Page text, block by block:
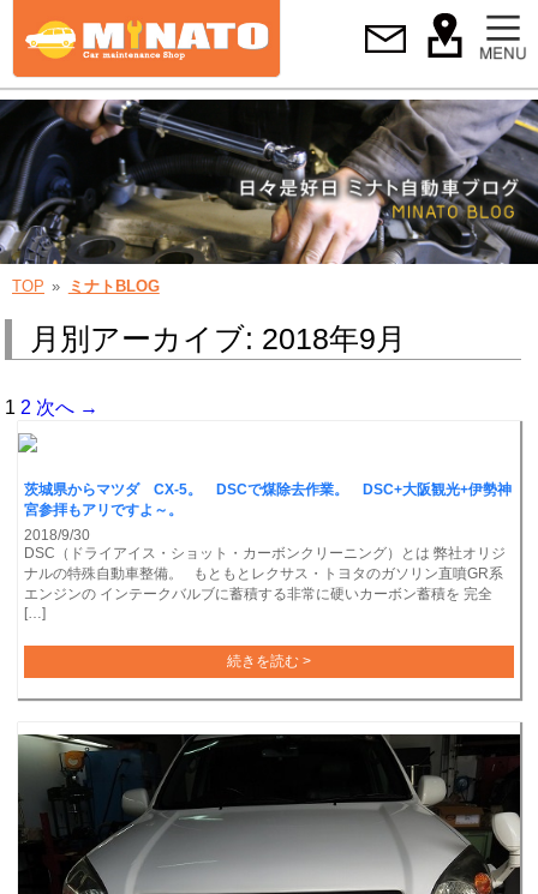
TOP ミナトBLOG
月別アーカイブ: 2018年9月
1 2 次へ →
茨城県からマツダ CX-5。 DSCで煤除去作業。 DSC+大阪観光+伊勢神
宮参拝もアリですよ～。
2018/9/30
DSC（ドライアイス・ショット・カーボンクリーニング）とは 弊社オリジ
ナルの特殊自動車整備。 もともとレクサス・トヨタのガソリン直噴GR系
エンジンの インテークバルブに蓄積する非常に硬いカーボン蓄積を 完全
[…]
続きを読む >